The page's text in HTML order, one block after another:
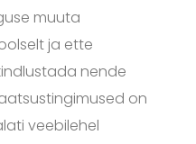
muuta
ja ette
nende
on
veebilehel